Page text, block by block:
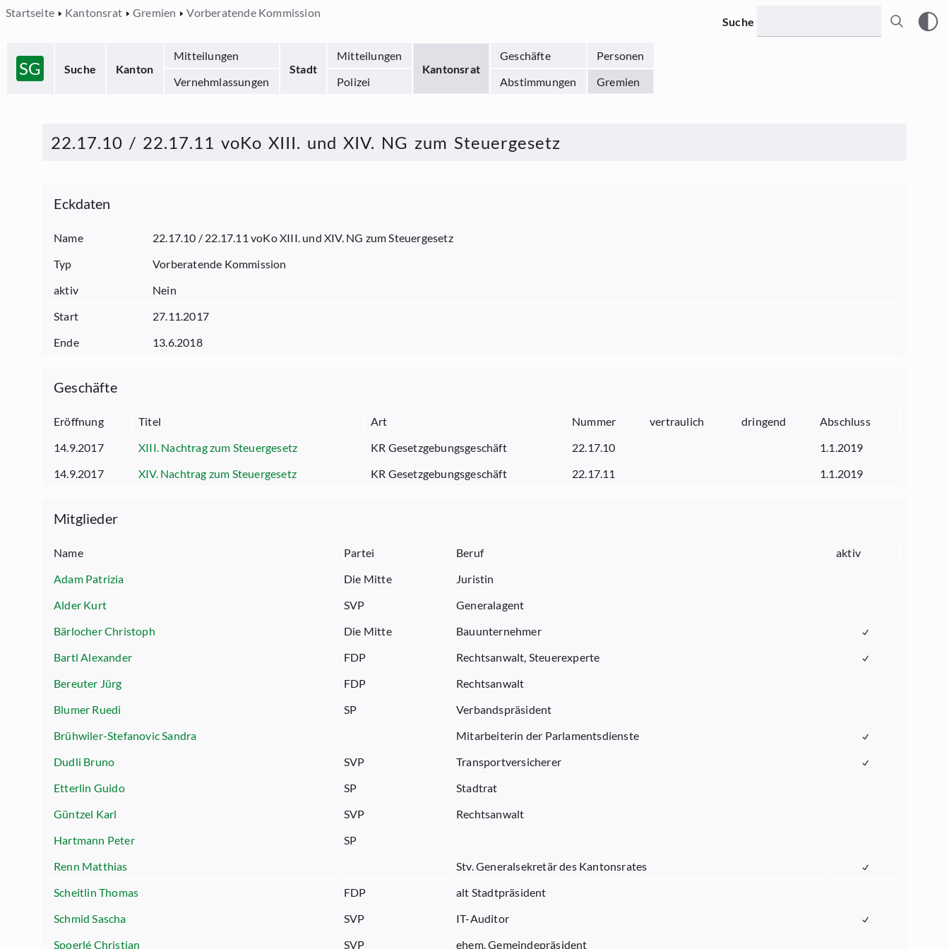
Startseite Kantonsrat Gremien Vorberatende Kommission
SG Suche Kanton
Mitteilungen
Stadt
Mitteilungen
Kantonsrat
Geschäfte
Personen
Vernehmlassungen
Polizei Abstimmungen Gremien
Suche
22.17.10 / 22.17.11 voKo XIII. und XIV. NG zum Steuergesetz
Eckdaten
Name
22.17.10 / 22.17.11 voKo XIII. und XIV. NG zum Steuergesetz
Typ
Vorberatende Kommission
aktiv
Nein
Start
27.11.2017
Ende
13.6.2018
Geschäfte
Eröffnung Titel Art Nummer vertraulich dringend
Abschluss
14.9.2017
XIII. Nachtrag zum Steuergesetz KR Gesetzgebungsgeschäft 22.17.10
1.1.2019
14.9.2017
XIV. Nachtrag zum Steuergesetz KR Gesetzgebungsgeschäft 22.17.11 1.1.2019
Mitglieder
Name Partei Beruf
aktiv
Adam Patrizia
Die Mitte
Juristin
Alder Kurt
SVP
Generalagent
Bärlocher Christoph
Die Mitte
Bauunternehmer
Bartl Alexander
FDP
Rechtsanwalt, Steuerexperte
Bereuter Jürg
FDP
Rechtsanwalt
Blumer Ruedi
SP
Verbandspräsident
Brühwiler-Stefanovic Sandra
Mitarbeiterin der Parlamentsdienste
Dudli Bruno
SVP
Transportversicherer
Etterlin Guido
SP
Stadtrat
Güntzel Karl
SVP
Rechtsanwalt
Hartmann Peter
SP
Renn Matthias
Stv. Generalsekretär des Kantonsrates
Scheitlin Thomas
FDP
alt Stadtpräsident
Schmid Sascha
SVP
IT-Auditor
Spoerlé Christian
SVP ehem. Gemeindepräsident